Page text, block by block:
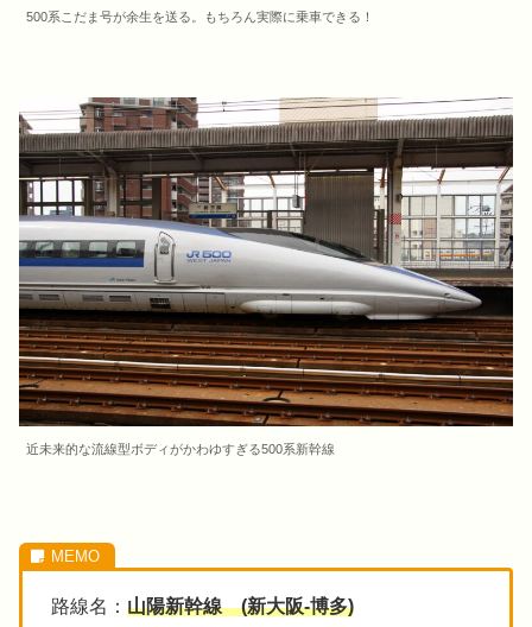
500系こだま号が余生を送る。もちろん実際に乗車できる！
近未来的な流線型ボディがかわゆすぎる500系新幹線
路線名： 山陽新幹線 (新大阪-博多)